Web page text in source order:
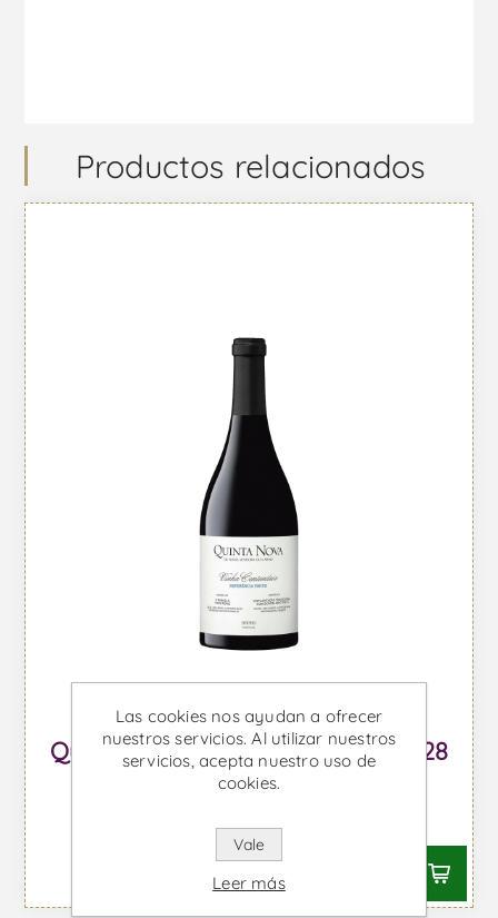
Productos relacionados
Quinta Nova Vinha Centenária P28
Magnum - Vino Tinto
Desde €179,71 IVA incl.
Las cookies nos ayudan a ofrecer
nuestros servicios. Al utilizar nuestros
servicios, acepta nuestro uso de
cookies.
Vale
Leer más